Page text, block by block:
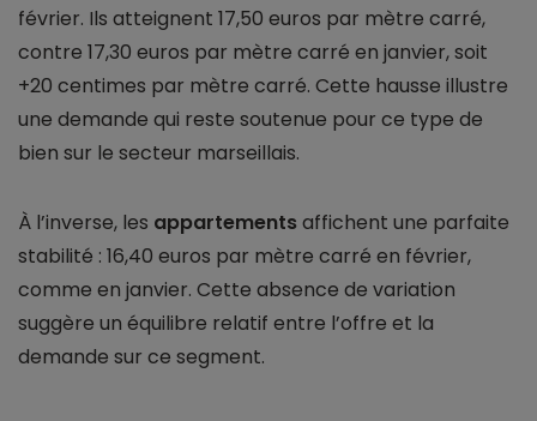
février. Ils atteignent 17,50 euros par mètre carré,
contre 17,30 euros par mètre carré en janvier, soit
+20 centimes par mètre carré. Cette hausse illustre
une demande qui reste soutenue pour ce type de
bien sur le secteur marseillais.
À l’inverse, les appartementsaffichent une parfaite
stabilité : 16,40 euros par mètre carré en février,
comme en janvier. Cette absence de variation
suggère un équilibre relatif entre l’offre et la
demande sur ce segment.